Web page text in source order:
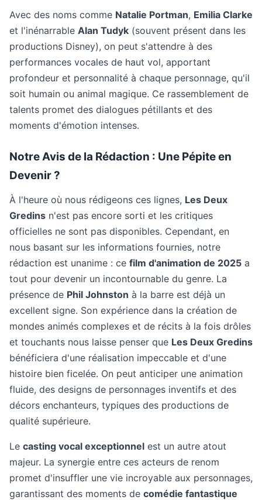
Avec des noms comme Natalie Portman, Emilia Clarke
et l'inénarrable Alan Tudyk (souvent présent dans les
productions Disney), on peut s'attendre à des
performances vocales de haut vol, apportant
profondeur et personnalité à chaque personnage, qu'il
soit humain ou animal magique. Ce rassemblement de
talents promet des dialogues pétillants et des
moments d'émotion intenses.
Notre Avis de la Rédaction : Une Pépite en
Devenir ?
À l'heure où nous rédigeons ces lignes, Les Deux
Gredins n'est pas encore sorti et les critiques
officielles ne sont pas disponibles. Cependant, en
nous basant sur les informations fournies, notre
rédaction est unanime : ce film d'animation de 2025 a
tout pour devenir un incontournable du genre. La
présence de Phil Johnston à la barre est déjà un
excellent signe. Son expérience dans la création de
mondes animés complexes et de récits à la fois drôles
et touchants nous laisse penser que Les Deux Gredins
bénéficiera d'une réalisation impeccable et d'une
histoire bien ficelée. On peut anticiper une animation
fluide, des designs de personnages inventifs et des
décors enchanteurs, typiques des productions de
qualité supérieure.
Le casting vocal exceptionnel est un autre atout
majeur. La synergie entre ces acteurs de renom
promet d'insuffler une vie incroyable aux personnages,
garantissant des moments de comédie fantastique